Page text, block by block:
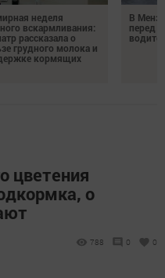
неделя
вскармливания:
рассказала о
грудного молока и
кормящих
В
перед
цветения
о
788 0 0